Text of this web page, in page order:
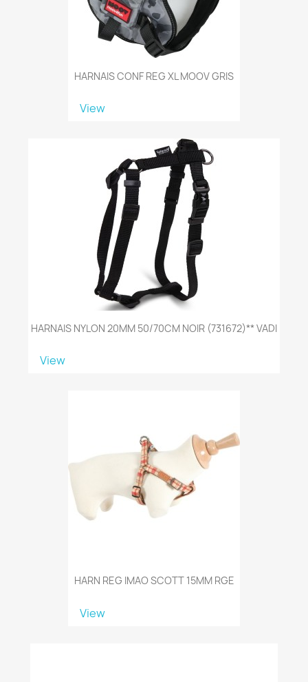
HARNAIS CONF REG XL MOOV GRIS
View
HARNAIS NYLON 20MM 50/70CM NOIR (731672)** VADI
View
HARN REG IMAO SCOTT 15MM RGE
View